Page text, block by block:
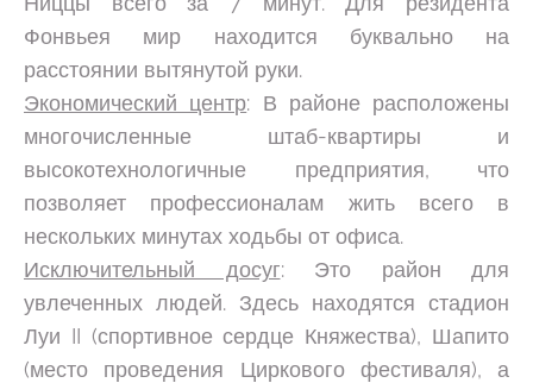
Фонвьея мир находится буквально на
расстоянии вытянутой руки.
Экономический центр: В районе расположены
многочисленные штаб-квартиры и
высокотехнологичные предприятия, что
позволяет профессионалам жить всего в
нескольких минутах ходьбы от офиса.
Исключительный досуг: Это район для
увлеченных людей. Здесь находятся стадион
Луи II (спортивное сердце Княжества), Шапито
(место проведения Циркового фестиваля), а